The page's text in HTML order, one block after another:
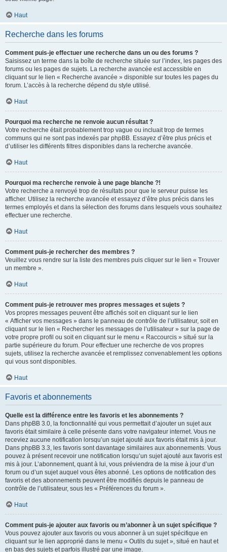
Haut
Recherche dans les forums
Comment puis-je effectuer une recherche dans un ou des forums ?
Saisissez un terme dans la boîte de recherche située sur l’index, les pages des
forums ou les pages de sujets. La recherche avancée est accessible en
cliquant sur le lien « Recherche avancée » disponible sur toutes les pages du
forum. L’accès à la recherche dépend du style utilisé.
Haut
Pourquoi ma recherche ne renvoie aucun résultat ?
Votre recherche était probablement trop vague ou incluait trop de termes
communs qui ne sont pas indexés par phpBB. Essayez d’être plus précis et
d’utiliser les différents filtres disponibles dans la recherche avancée.
Haut
Pourquoi ma recherche renvoie à une page blanche ?!
Votre recherche a renvoyé trop de résultats pour que le serveur puisse les
afficher. Utilisez la recherche avancée et essayez d’être plus précis dans les
termes employés et dans la sélection des forums dans lesquels vous souhaitez
effectuer une recherche.
Haut
Comment puis-je rechercher des membres ?
Veuillez vous rendre sur la liste des membres puis cliquer sur le lien « Trouver
un membre ».
Haut
Comment puis-je retrouver mes propres messages et sujets ?
Vos propres messages peuvent être affichés soit en cliquant sur le lien
« Afficher vos messages » dans le panneau de contrôle de l’utilisateur, soit en
cliquant sur le lien « Rechercher les messages de l’utilisateur » sur la page de
votre propre profil ou soit en cliquant sur le menu « Raccourcis » situé sur la
partie supérieure du forum. Pour effectuer une recherche de vos propres
sujets, utilisez la recherche avancée et remplissez convenablement les options
qui vous sont disponibles.
Haut
Favoris et abonnements
Quelle est la différence entre les favoris et les abonnements ?
Dans phpBB 3.0, la fonctionnalité qui vous permettait d’ajouter un sujet aux
favoris était similaire à celle présente dans votre navigateur internet. Vous ne
receviez aucune notification lorsqu’un sujet ajouté aux favoris était mis à jour.
Dans phpBB 3.3, les favoris sont davantage similaires aux abonnements. Vous
pouvez à présent recevoir une notification lorsqu’un sujet ajouté aux favoris est
mis à jour. L’abonnement, quant à lui, vous préviendra de la mise à jour d’un
forum ou d’un sujet auquel vous êtes abonné. Les options de notification des
favoris et des abonnements peuvent être modifiés depuis le panneau de
contrôle de l’utilisateur, sous les « Préférences du forum ».
Haut
Comment puis-je ajouter aux favoris ou m’abonner à un sujet spécifique ?
Vous pouvez ajouter aux favoris ou vous abonner à un sujet spécifique en
cliquant sur le lien approprié dans le menu « Outils du sujet », situé en haut et
en bas des sujets et parfois illustré par une image.